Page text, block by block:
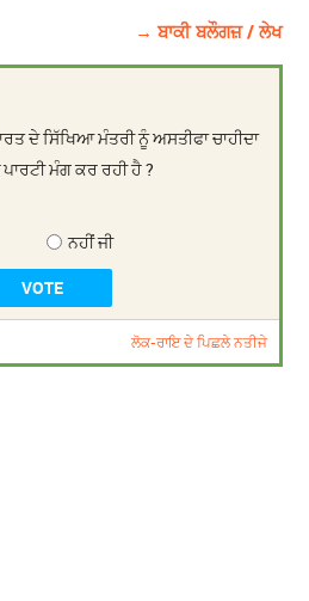
→ ਬਾਕੀ ਬਲੌਗਜ਼ / ਲੇਖ
ਦੇ ਸਿੱਖਿਆ ਮੰਤਰੀ ਨੂੰ ਅਸਤੀਫਾ ਚਾਹੀਦਾ
ਮੰਗ ਕਰ ਰਹੀ ਹੈ ?
ਨਹੀਂ ਜੀ
ਲੋਕ-ਰਾਇ ਦੇ ਪਿਛਲੇ ਨਤੀਜੇ